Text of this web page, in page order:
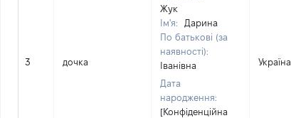
3 дочка
Жук
Ім'я:
Дарина
По батькові (за
наявності):
Іванівна
Дата
народження:
[Конфіденційна
Україна